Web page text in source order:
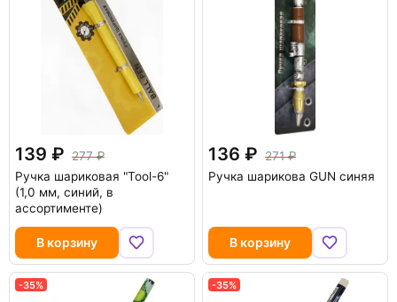
139
277
Ручка шариковая "Tool-6"
(1,0 мм, синий, в
ассортименте)
В корзину
136
271
Ручка шарикова GUN синяя
В корзину
-35% -35%